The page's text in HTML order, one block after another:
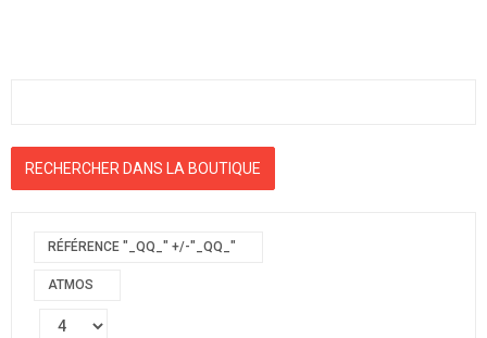
RÉFÉRENCE "_QQ_" +/-"_QQ_"
ATMOS